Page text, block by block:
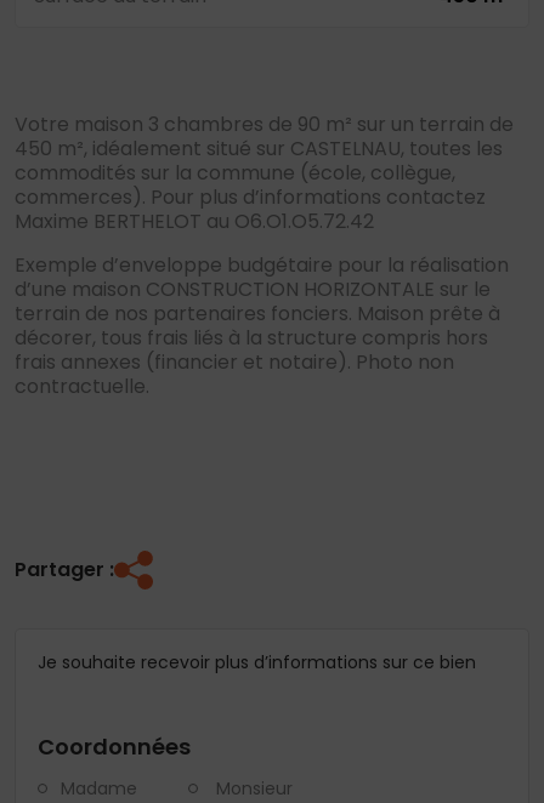
Votre maison 3 chambres de 90 m² sur un terrain de
450 m², idéalement situé sur CASTELNAU, toutes les
commodités sur la commune (école, collègue,
commerces). Pour plus d’informations contactez
Maxime BERTHELOT au O6.O1.O5.72.42
Exemple d’enveloppe budgétaire pour la réalisation
d’une maison CONSTRUCTION HORIZONTALE sur le
terrain de nos partenaires fonciers. Maison prête à
décorer, tous frais liés à la structure compris hors
frais annexes (financier et notaire). Photo non
contractuelle.
Partager :
Je souhaite recevoir plus d’informations sur ce bien
Coordonnées
Madame
Monsieur